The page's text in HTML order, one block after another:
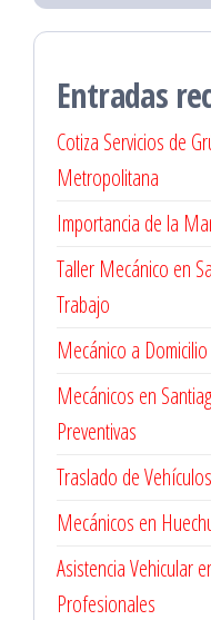
Entradas
Cotiza Servicios de
Metropolitana
Importancia de la
Taller Mecánico en
Trabajo
Mecánico a
Mecánicos en
Preventivas
Traslado de
Mecánicos en
Asistencia Vehicular
Profesionales